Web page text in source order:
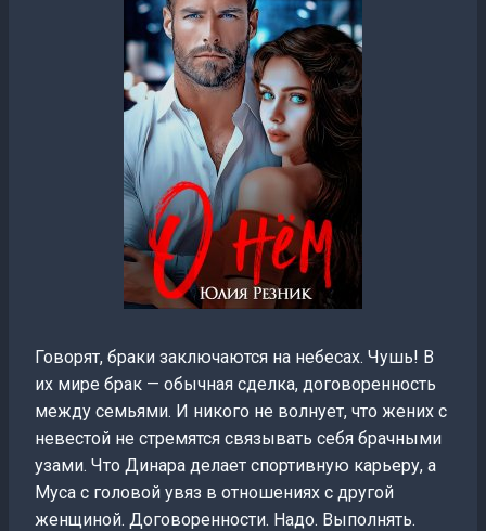
Говорят, браки заключаются на небесах. Чушь! В
их мире брак — обычная сделка, договоренность
между семьями. И никого не волнует, что жених с
невестой не стремятся связывать себя брачными
узами. Что Динара делает спортивную карьеру, а
Муса с головой увяз в отношениях с другой
женщиной. Договоренности. Надо. Выполнять.